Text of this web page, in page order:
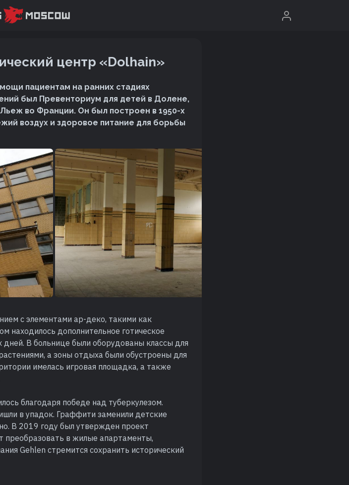
центр «Dolhain»
пациентам на ранних стадиях
был Превенториум для детей в Долене,
во Франции. Он был построен в 1950-х
воздух и здоровое питание для борьбы
с элементами ар-деко, такими как
находилось дополнительное готическое
дней. В больнице были оборудованы классы для
а зоны отдыха были обустроены для
имелась игровая площадка, а также
благодаря победе над туберкулезом.
в упадок. Граффити заменили детские
В 2019 году был утвержден проект
преобразовать в жилые апартаменты,
Gehlen стремится сохранить исторический